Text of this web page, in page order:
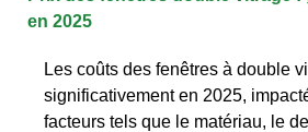
en 2025
Les coûts des fenêtres à double
significativement en 2025,
facteurs tels que le matériau, le